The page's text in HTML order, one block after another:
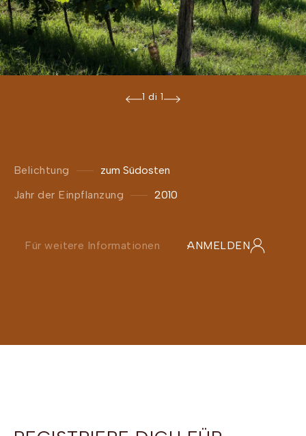
1 di 1
Belichtung
zum Südosten
Jahr der Einpflanzung
2010
Für weitere Informationen ANMELDEN